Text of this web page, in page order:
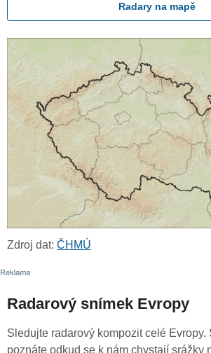
Radary na mapě
Zdroj dat: ČHMÚ
Radarový snímek Evropy
Sledujte radarový kompozit celé Evropy.
poznáte odkud se k nám chystají srážky